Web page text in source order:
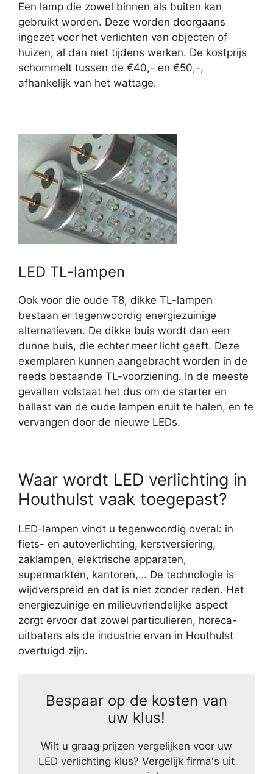
Een lamp die zowel binnen als buiten kan
gebruikt worden. Deze worden doorgaans
ingezet voor het verlichten van objecten of
huizen, al dan niet tijdens werken. De kostprijs
schommelt tussen de €40,- en €50,-,
afhankelijk van het wattage.
LED TL-lampen
Ook voor die oude T8, dikke TL-lampen
bestaan er tegenwoordig energiezuinige
alternatieven. De dikke buis wordt dan een
dunne buis, die echter meer licht geeft. Deze
exemplaren kunnen aangebracht worden in de
reeds bestaande TL-voorziening. In de meeste
gevallen volstaat het dus om de starter en
ballast van de oude lampen eruit te halen, en te
vervangen door de nieuwe LEDs.
Waar wordt LED verlichting in
Houthulst vaak toegepast?
LED-lampen vindt u tegenwoordig overal: in
fiets- en autoverlichting, kerstversiering,
zaklampen, elektrische apparaten,
supermarkten, kantoren,… De technologie is
wijdverspreid en dat is niet zonder reden. Het
energiezuinige en milieuvriendelijke aspect
zorgt ervoor dat zowel particulieren, horeca-
uitbaters als de industrie ervan in Houthulst
overtuigd zijn.
Bespaar op de kosten van
uw klus!
Wilt u graag prijzen vergelijken voor uw
LED verlichting klus? Vergelijk firma's uit